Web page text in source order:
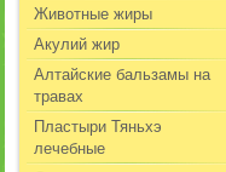
Животные жиры
Акулий жир
Алтайские бальзамы на
травах
Пластыри Тяньхэ
лечебные